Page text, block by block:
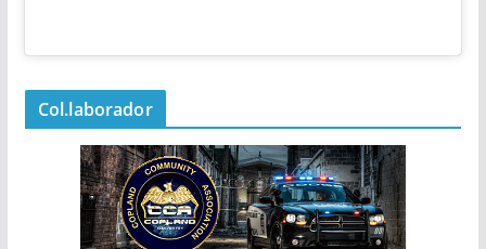
Col.laborador